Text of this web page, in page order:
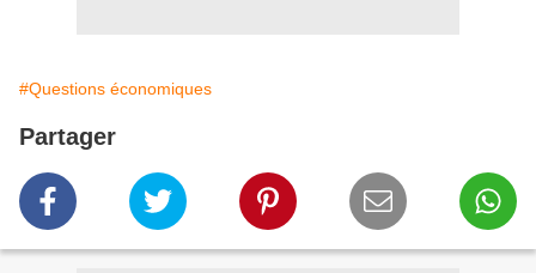
#Questions économiques
Partager